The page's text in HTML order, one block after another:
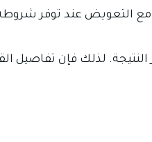
مع التعويض عند توفر
لذلك فإن تفاصيل